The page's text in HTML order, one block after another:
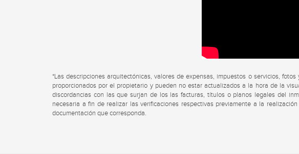
*Las descripciones arquitectónicas, valores de expensas, impuestos o servicios,
proporcionados por el propietario y pueden no estar actualizados a la hora de la
discordancias con las que surjan de los las facturas, títulos o planos legales del
necesaria a fin de realizar las verificaciones respectivas previamente a la
documentación que corresponda.